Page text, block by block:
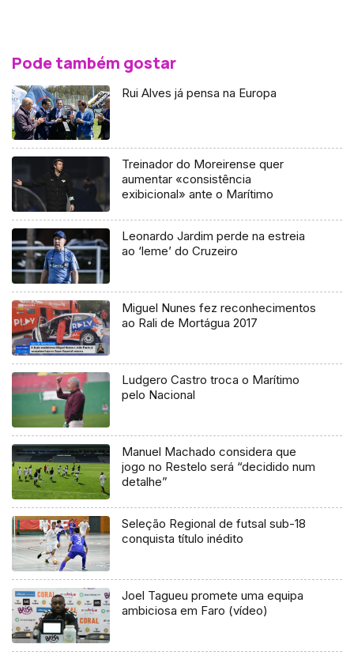
Pode também gostar
Rui Alves já pensa na Europa
Treinador do Moreirense quer
aumentar «consistência
exibicional» ante o Marítimo
Leonardo Jardim perde na estreia
ao ‘leme’ do Cruzeiro
Miguel Nunes fez reconhecimentos
ao Rali de Mortágua 2017
Ludgero Castro troca o Marítimo
pelo Nacional
Manuel Machado considera que
jogo no Restelo será “decidido num
detalhe”
Seleção Regional de futsal sub-18
conquista título inédito
Joel Tagueu promete uma equipa
ambiciosa em Faro (vídeo)